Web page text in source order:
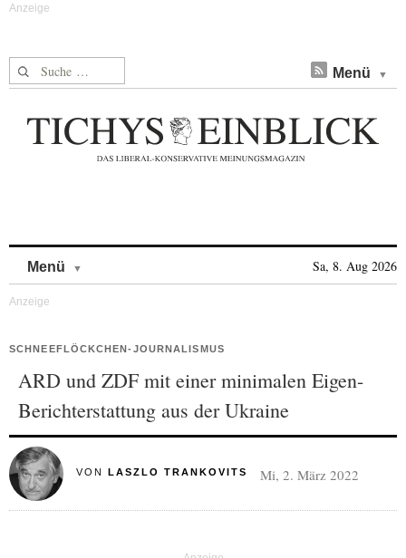
Suche nach: Menü
Menü Sa, 8. Aug 2026
SCHNEEFLÖCKCHEN-JOURNALISMUS
ARD und ZDF mit einer minimalen Eigen-
Berichterstattung aus der Ukraine
VON LASZLO TRANKOVITS Mi, 2. März 2022